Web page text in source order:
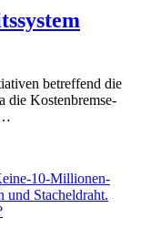
betreffend die
die Kostenbremse-